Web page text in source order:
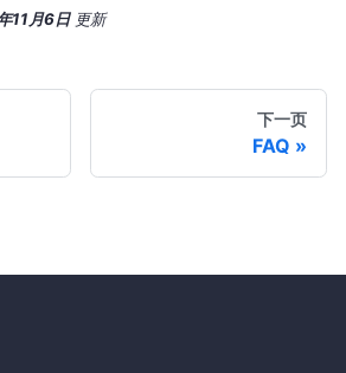
11月6日 更新
下一页
FAQ